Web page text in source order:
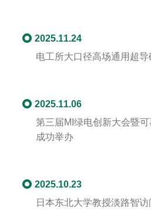
2025.11.24
电工所大口径高场通用超
2025.11.06
第三届MI绿电创新大会暨
成功举办
2025.10.23
日本东北大学教授淡路智